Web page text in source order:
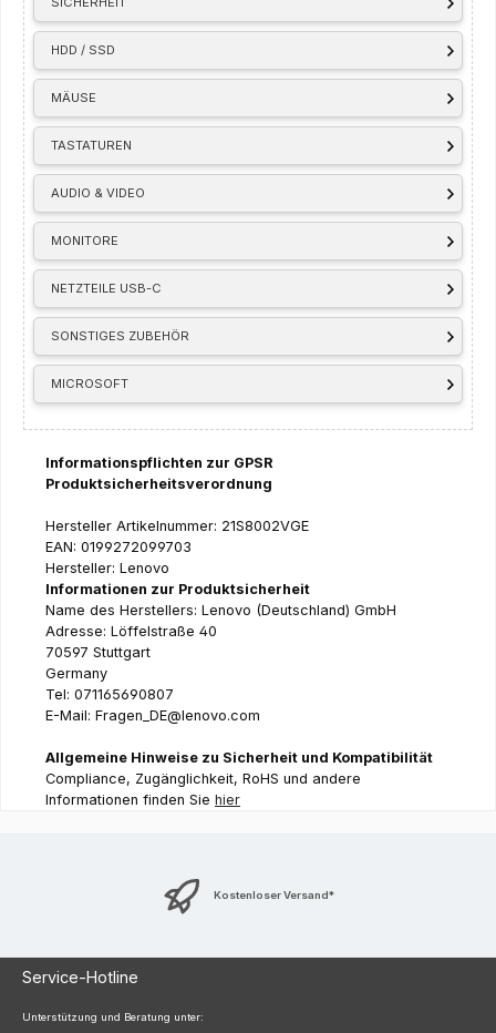
HDD / SSD
MÄUSE
TASTATUREN
AUDIO & VIDEO
MONITORE
NETZTEILE USB-C
SONSTIGES ZUBEHÖR
MICROSOFT
Informationspflichten zur GPSR
Produktsicherheitsverordnung
Hersteller Artikelnummer: 21S8002VGE
EAN: 0199272099703
Hersteller: Lenovo
Informationen zur Produktsicherheit
Name des Herstellers: Lenovo (Deutschland) GmbH
Adresse: Löffelstraße 40
70597 Stuttgart
Germany
Tel: 071165690807
E-Mail: Fragen_DE@lenovo.com
Allgemeine Hinweise zu Sicherheit und Kompatibilität
Compliance, Zugänglichkeit, RoHS und andere
Informationen finden Sie hier
Kostenloser Versand*
Service-Hotline
Unterstützung und Beratung unter: